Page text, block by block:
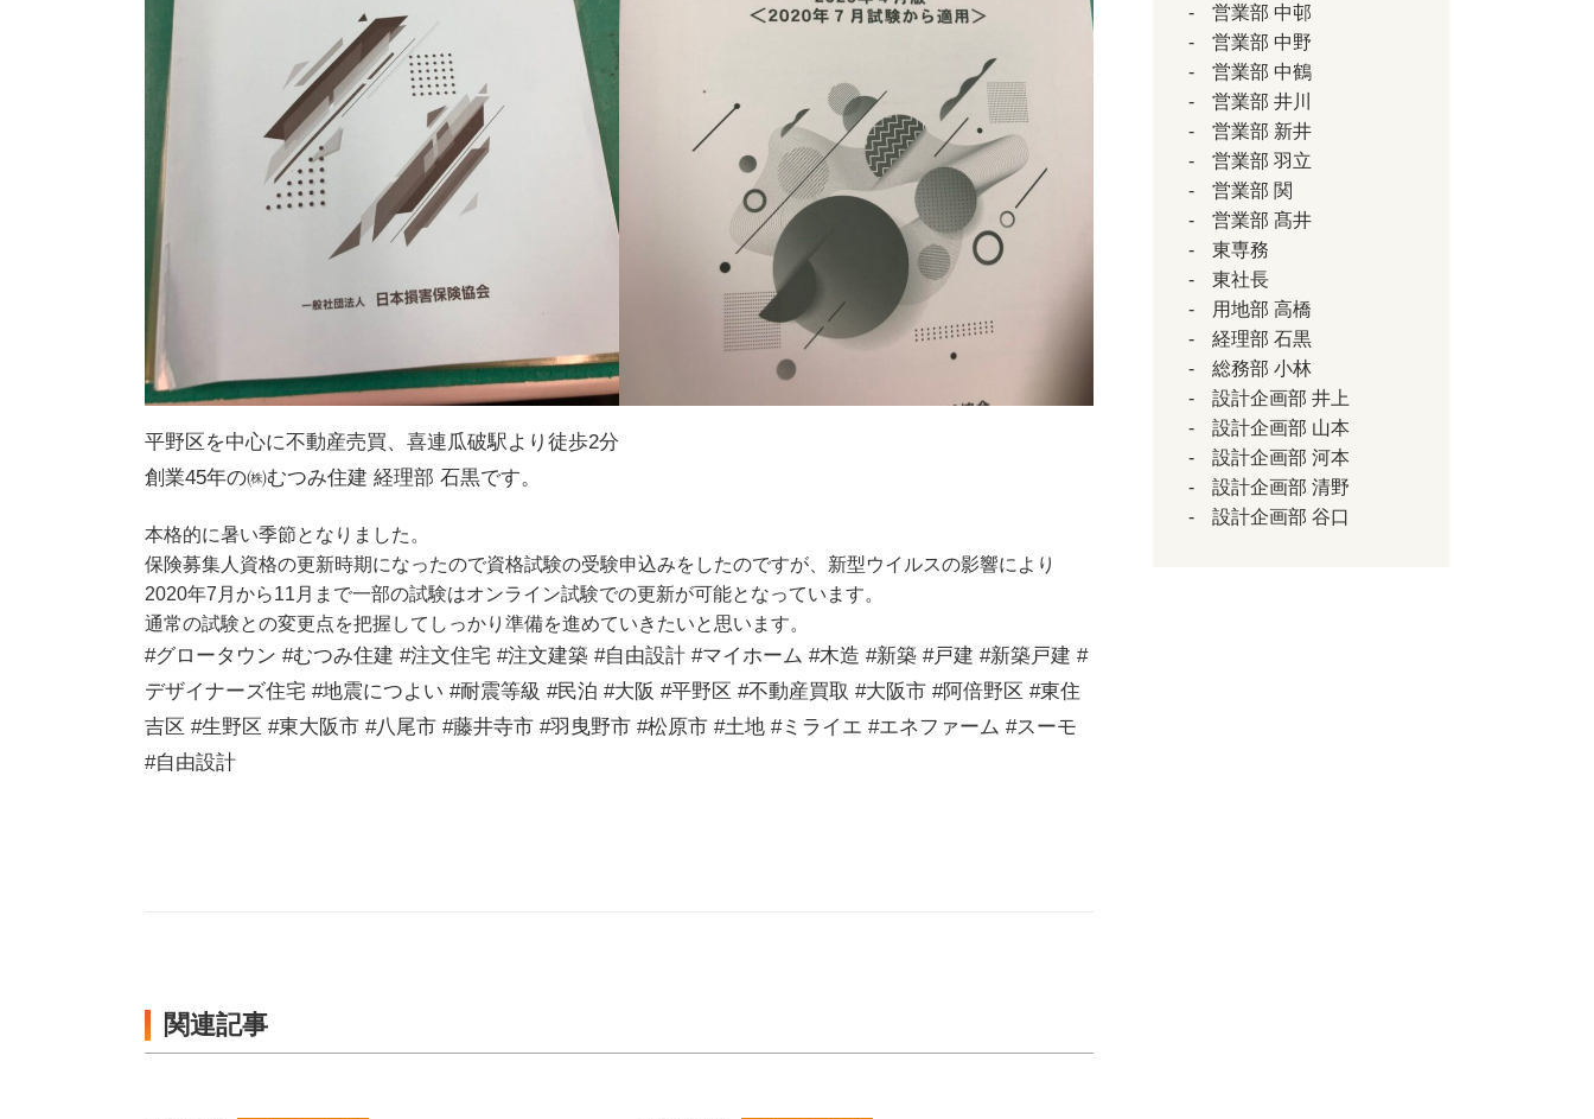
平野区を中心に不動産売買、喜連瓜破駅より徒歩2分
創業45年の㈱むつみ住建 経理部 石黒です。
本格的に暑い季節となりました。
保険募集人資格の更新時期になったので資格試験の受験申込みをしたのですが、新型ウイルスの影響により
2020年7月から11月まで一部の試験はオンライン試験での更新が可能となっています。
通常の試験との変更点を把握してしっかり準備を進めていきたいと思います。
#グロータウン #むつみ住建 #注文住宅 #注文建築 #自由設計 #マイホーム #木造 #新築 #戸建 #新築戸建 #
デザイナーズ住宅 #地震につよい #耐震等級 #民泊 #大阪 #平野区 #不動産買取 #大阪市 #阿倍野区 #東住
吉区 #生野区 #東大阪市 #八尾市 #藤井寺市 #羽曳野市 #松原市 #土地 #ミライエ #エネファーム #スーモ
#自由設計
関連記事
営業部 中邨
営業部 中野
営業部 中鶴
営業部 井川
営業部 新井
営業部 羽立
営業部 関
営業部 髙井
東専務
東社長
用地部 高橋
経理部 石黒
総務部 小林
設計企画部 井上
設計企画部 山本
設計企画部 河本
設計企画部 清野
設計企画部 谷口